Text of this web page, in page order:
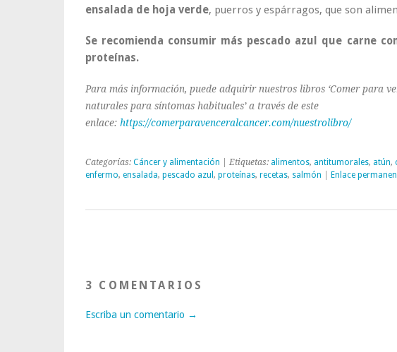
ensalada de hoja verde, puerros y espárragos, que son
Se recomienda consumir más pescado azul que carne
proteínas.
Para más información, puede adquirir nuestros libros ‘Comer para
naturales para síntomas habituales’ a través de este
enlace: https://comerparavenceralcancer.com/nuestrolibro/
Categorías: Cáncer y alimentación | Etiquetas: alimentos, antitumorales, atún,
enfermo, ensalada, pescado azul , proteínas, recetas, salmón Enlace
3 COMENTARIOS
Escriba un comentario →